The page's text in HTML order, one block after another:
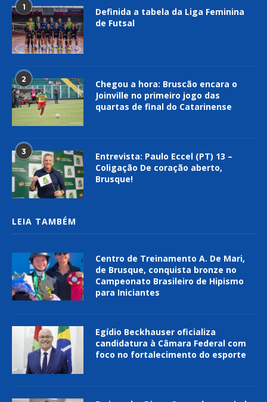
1
Definida a tabela da Liga Feminina
de Futsal
2
Chegou a hora: Bruscão encara o
Joinville no primeiro jogo das
quartas de final do Catarinense
3
Entrevista: Paulo Eccel (PT) 13 –
Coligação De coração aberto,
Brusque!
LEIA TAMBÉM
Centro de Treinamento A. De Mari,
de Brusque, conquista bronze no
Campeonato Brasileiro de Hipismo
para Iniciantes
Egídio Beckhauser oficializa
candidatura à Câmara Federal com
foco no fortalecimento do esporte